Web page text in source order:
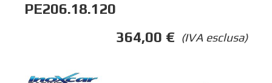
PE206.18.120
(IVA esclusa)
364,00 €